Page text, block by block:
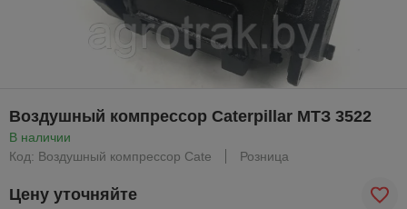
Воздушный компрессор Caterpillar МТЗ 3522
В наличии
Код: Воздушный компрессор Cate
Розница
Цену уточняйте